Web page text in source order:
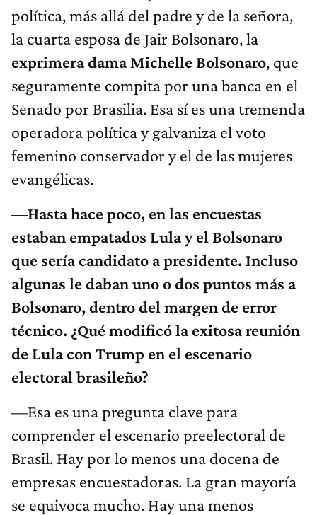
política, más allá del padre y de la señora,
la cuarta esposa de Jair Bolsonaro, la
exprimera dama Michelle Bolsonaro, que
seguramente compita por una banca en el
Senado por Brasilia. Esa sí es una tremenda
operadora política y galvaniza el voto
femenino conservador y el de las mujeres
evangélicas.
—Hasta hace poco, en las encuestas
estaban empatados Lula y el Bolsonaro
que sería candidato a presidente. Incluso
algunas le daban uno o dos puntos más a
Bolsonaro, dentro del margen de error
técnico. ¿Qué modificó la exitosa reunión
de Lula con Trump en el escenario
electoral brasileño?
—Esa es una pregunta clave para
comprender el escenario preelectoral de
Brasil. Hay por lo menos una docena de
empresas encuestadoras. La gran mayoría
se equivoca mucho. Hay una menos